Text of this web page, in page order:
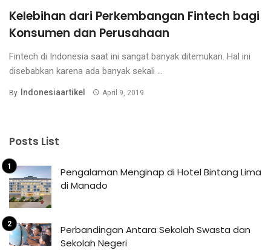
Kelebihan dari Perkembangan Fintech bagi
Konsumen dan Perusahaan
Fintech di Indonesia saat ini sangat banyak ditemukan. Hal ini
disebabkan karena ada banyak sekali ...
By Indonesiaartikel April 9, 2019
Posts List
Pengalaman Menginap di Hotel Bintang Lima
di Manado
Perbandingan Antara Sekolah Swasta dan
Sekolah Negeri